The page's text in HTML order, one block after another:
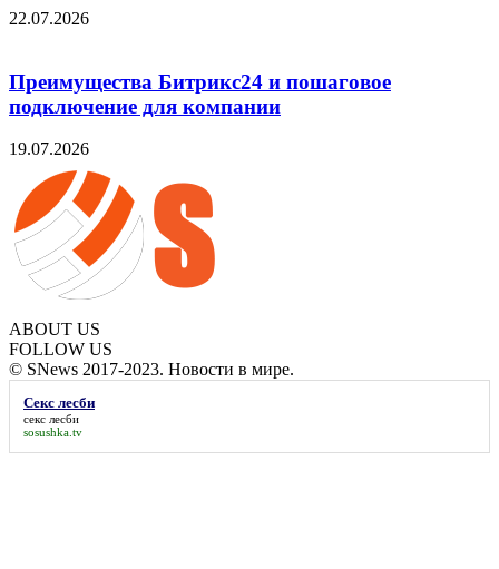
22.07.2026
Преимущества Битрикс24 и пошаговое
подключение для компании
19.07.2026
ABOUT US
FOLLOW US
© SNews 2017-2023. Новости в мире.
Секс лесби
секс лесби
sosushka.tv